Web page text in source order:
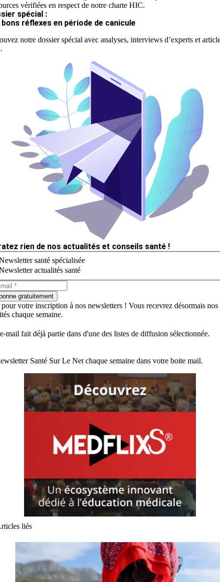
vérifiées en respect de notre charte HIC.
spécial :
bons réflexes en période de canicule
notre dossier spécial avec analyses, interviews d’experts et
rien de nos actualités et conseils santé !
santé spécialisée
actualités santé
gratuitement
votre inscription à nos newsletters ! Vous recevrez désormais nos
chaque semaine.
mail fait déjà partie dans d'une des listes de diffusion sélectionnée.
Santé Sur Le Net chaque semaine dans votre boite mail.
liés